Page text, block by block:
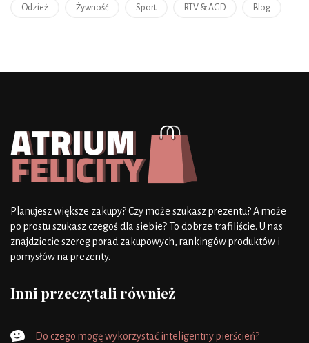
Odzież Żywność Sport RTV & AGD Blog
Planujesz większe zakupy? Czy może szukasz prezentu? A może
po prostu szukasz czegoś dla siebie? To dobrze trafiliście. U nas
znajdziecie szereg porad zakupowych, rankingów produktów i
pomysłów na prezenty.
Inni przeczytali również
Do czego mogę wykorzystać inteligentny pierścień?